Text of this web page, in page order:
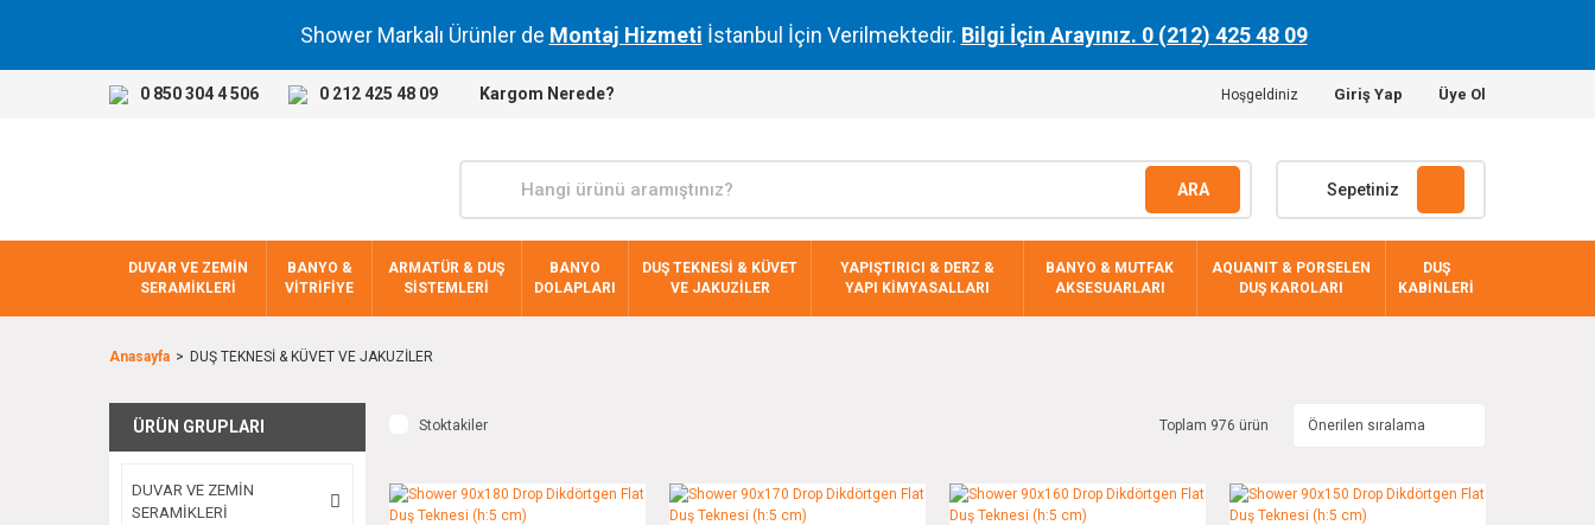
Shower Markalı Ürünler de Montaj Hizmeti İstanbul İçin Verilmektedir. Bilgi İçin Arayınız. 0 (212) 425 48 09
0 850 304 4 506 0 212 425 48 09 Kargom Nerede? Hoşgeldiniz Giriş Yap Üye Ol
ARA Sepetiniz
DUVAR VE ZEMİN
SERAMİKLERİ
BANYO &
VİTRİFİYE
ARMATÜR & DUŞ
SİSTEMLERİ
BANYO
DOLAPLARI
DUŞ TEKNESİ & KÜVET
VE JAKUZİLER
YAPIŞTIRICI & DERZ &
YAPI KİMYASALLARI
BANYO & MUTFAK
AKSESUARLARI
AQUANIT & PORSELEN
DUŞ KAROLARI
DUŞ
KABİNLERİ
Anasayfa DUŞ TEKNESİ & KÜVET VE JAKUZİLER
ÜRÜN GRUPLARI
DUVAR VE ZEMİN
SERAMİKLERİ
Stoktakiler Toplam 976 ürün